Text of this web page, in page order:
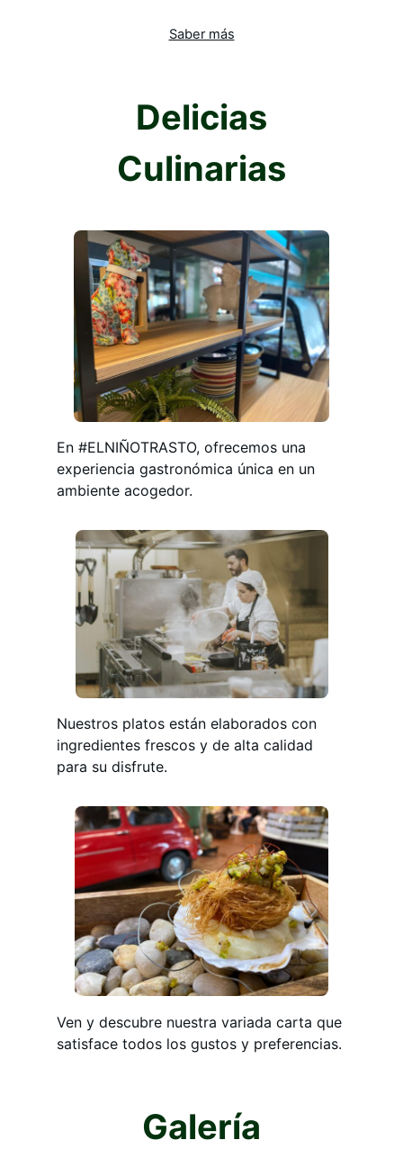
Saber más
Delicias
Culinarias
En #ELNIÑOTRASTO, ofrecemos una
experiencia gastronómica única en un
ambiente acogedor.
Nuestros platos están elaborados con
ingredientes frescos y de alta calidad
para su disfrute.
Ven y descubre nuestra variada carta que
satisface todos los gustos y preferencias.
Galería